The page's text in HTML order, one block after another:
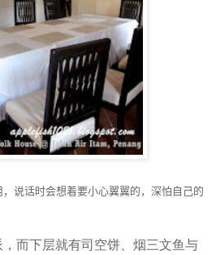
说话时会想着要小心翼翼的，深怕自己的
而下层就有司空饼、烟三文鱼与